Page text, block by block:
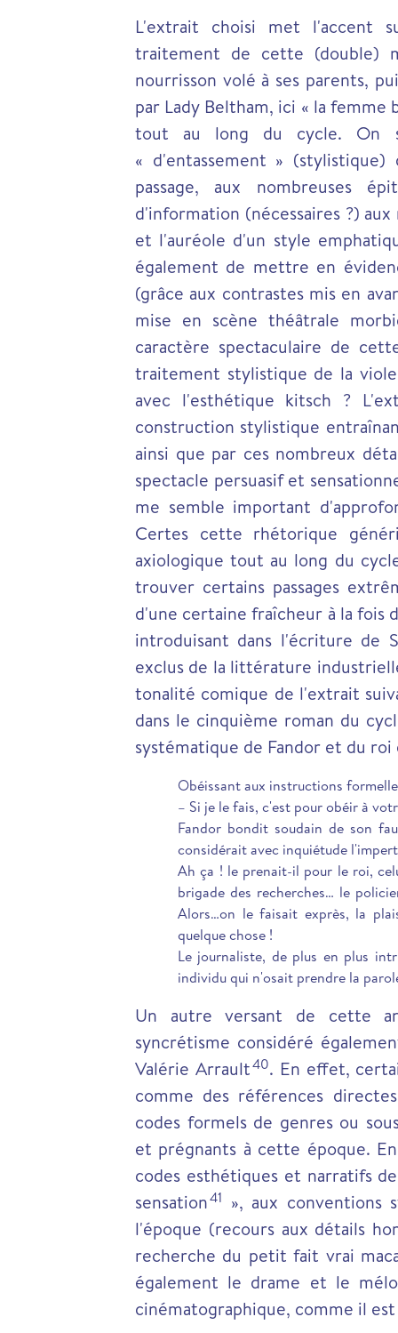
L'extrait choisi met l'accent
traitement de cette (double)
nourrisson volé à ses parents,
par Lady Beltham, ici « la
tout au long du cycle. On
« d'entassement »
passage, aux nombreuses
d'information (nécessaires ?)
et l'auréole d'un style
également de mettre en
(grâce aux contrastes mis en
mise en scène théâtrale
caractère spectaculaire de
traitement stylistique de la
avec l'esthétique kitsch ?
construction stylistique
ainsi que par ces nombreux
spectacle persuasif et
me semble important
Certes cette rhétorique
axiologique tout au long du
trouver certains passages
d'une certaine fraîcheur à la fois
introduisant dans l'écriture de
exclus de la littérature
tonalité comique de l'extrait
dans le cinquième roman du
systématique de Fandor et du
Obéissant aux instructions
– Si je le fais, c'est pour obéir à
Fandor bondit soudain de son
considérait avec inquiétude
Ah ça ! le prenait-il pour le roi,
brigade des recherches… le
Alors…on le faisait exprès, la
quelque chose !
Le journaliste, de plus en plus
individu qui n'osait prendre la
Un autre versant de cette
syncrétisme considéré
Valérie Arrault40. En effet,
comme des références
codes formels de genres ou
et prégnants à cette époque.
codes esthétiques et narratifs
sensation41 », aux conventions
l'époque (recours aux détails
recherche du petit fait vrai
également le drame et le
cinématographique, comme il